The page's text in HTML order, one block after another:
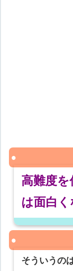
高難度
は面白く
そういうの